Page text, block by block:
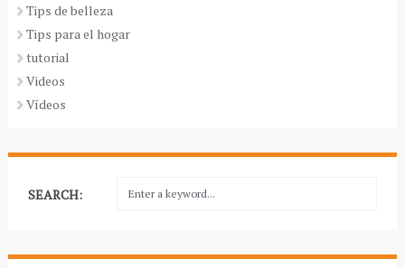
Tips de belleza
Tips para el hogar
tutorial
Videos
Vídeos
SEARCH: